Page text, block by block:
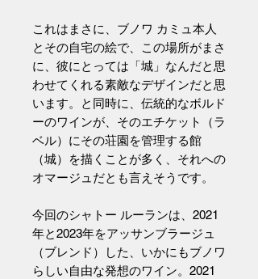
これはまさに、ブノワ カミュ本人
とその自宅の絵で、この場所がまさ
に、彼にとっては「城」なんだと思
わせてくれる素敵なデザインだと思
います。と同時に、伝統的なボルド
ーのワインが、そのエチケット（ラ
ベル）にその荘園を管理する館
（城）を描くことが多く、それへの
オマージュだとも言えそうです。
今回のシャトー ルーランは、2021
年と2023年をアッサンブラージュ
（ブレンド）した、いかにもブノワ
らしい自由な発想のワイン。2021